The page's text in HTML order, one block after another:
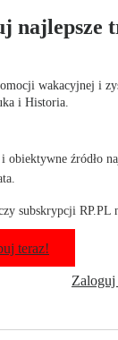
najlepsze
wakacyjnej i
i Historia.
obiektywne źródło
subskrypcji RP.PL
teraz!
Zaloguj